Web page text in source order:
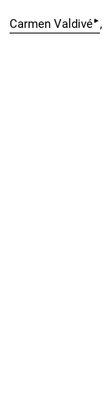
Carmen Valdivé▸